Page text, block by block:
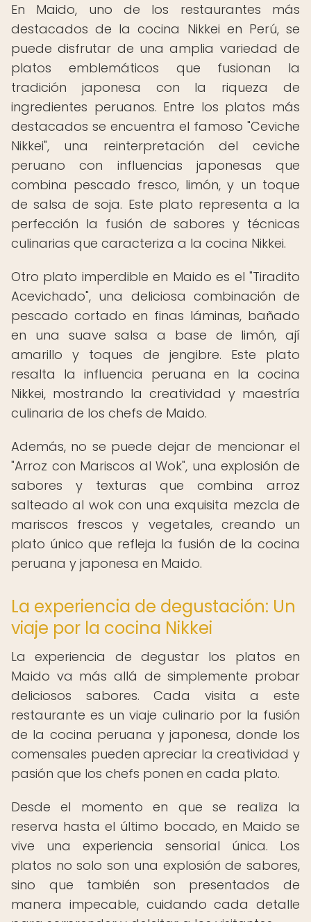
En Maido, uno de los restaurantes más
destacados de la cocina Nikkei en Perú, se
puede disfrutar de una amplia variedad de
platos emblemáticos que fusionan la
tradición japonesa con la riqueza de
ingredientes peruanos. Entre los platos más
destacados se encuentra el famoso "Ceviche
Nikkei", una reinterpretación del ceviche
peruano con influencias japonesas que
combina pescado fresco, limón, y un toque
de salsa de soja. Este plato representa a la
perfección la fusión de sabores y técnicas
culinarias que caracteriza a la cocina Nikkei.
Otro plato imperdible en Maido es el "Tiradito
Acevichado", una deliciosa combinación de
pescado cortado en finas láminas, bañado
en una suave salsa a base de limón, ají
amarillo y toques de jengibre. Este plato
resalta la influencia peruana en la cocina
Nikkei, mostrando la creatividad y maestría
culinaria de los chefs de Maido.
Además, no se puede dejar de mencionar el
"Arroz con Mariscos al Wok", una explosión de
sabores y texturas que combina arroz
salteado al wok con una exquisita mezcla de
mariscos frescos y vegetales, creando un
plato único que refleja la fusión de la cocina
peruana y japonesa en Maido.
La experiencia de degustación: Un
viaje por la cocina Nikkei
La experiencia de degustar los platos en
Maido va más allá de simplemente probar
deliciosos sabores. Cada visita a este
restaurante es un viaje culinario por la fusión
de la cocina peruana y japonesa, donde los
comensales pueden apreciar la creatividad y
pasión que los chefs ponen en cada plato.
Desde el momento en que se realiza la
reserva hasta el último bocado, en Maido se
vive una experiencia sensorial única. Los
platos no solo son una explosión de sabores,
sino que también son presentados de
manera impecable, cuidando cada detalle